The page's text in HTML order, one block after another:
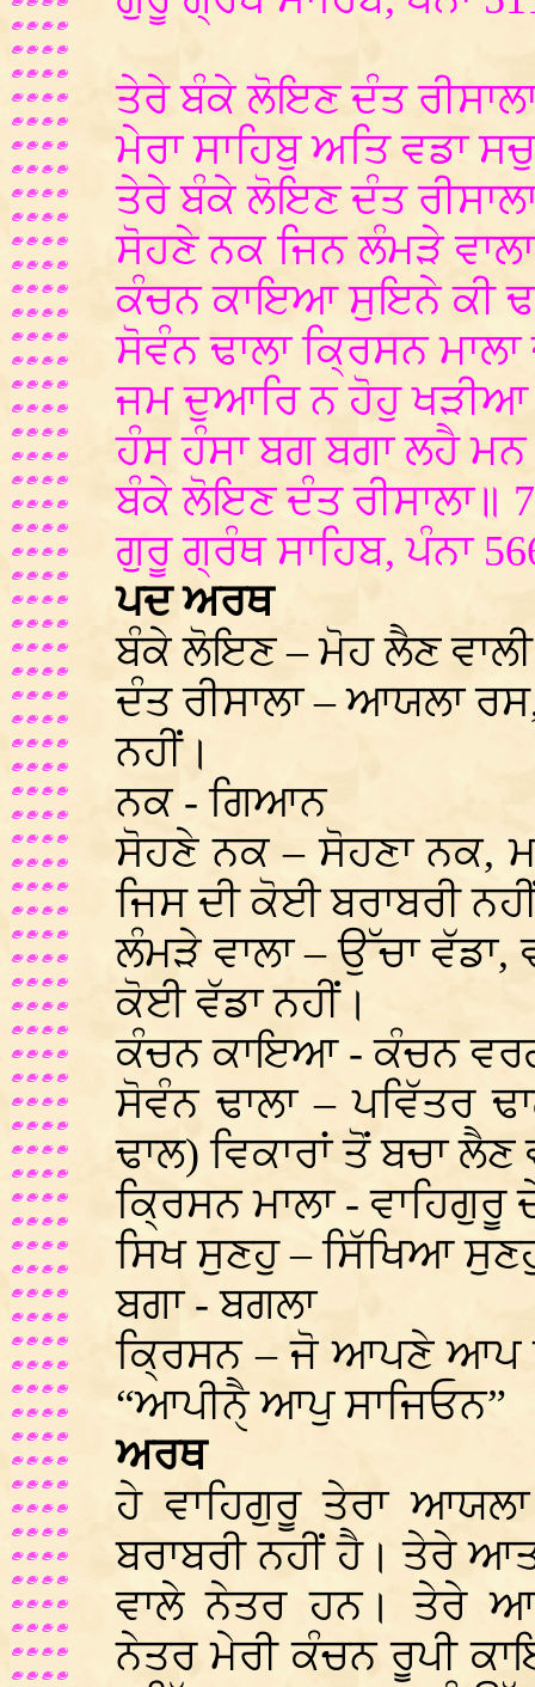
ਤੇਰੇ ਬੰਕੇ ਲੋਇਣ ਦੰਤ
ਮੇਰਾ ਸਾਹਿਬੁ ਅਤਿ ਵਡਾ
ਤੇਰੇ ਬੰਕੇ ਲੋਇਣ ਦੰਤ
ਸੋਹਣੇ ਨਕ ਜਿਨ ਲੰਮੜੇ
ਕੰਚਨ ਕਾਇਆ ਸੁਇਨੇ ਕੀ
ਸੋਵੰਨ ਢਾਲਾ ਕ੍ਰਿਸਨ
ਜਮ ਦੁਆਰਿ ਨ ਹੋਹੁ ਖੜੀਆ
ਹੰਸ ਹੰਸਾ ਬਗ ਬਗਾ ਲਹੈ ਮਨ
ਬੰਕੇ ਲੋਇਣ ਦੰਤ ਰੀਸਾਲਾ॥
ਗੁਰੂ ਗ੍ਰੰਥ ਸਾਹਿਬ, ਪੰਨਾ
ਪਦ ਅਰਥ
ਬੰਕੇ ਲੋਇਣ – ਮੋਹ ਲੈਣ
ਦੰਤ ਰੀਸਾਲਾ – ਆਯਲਾ
ਨਹੀਂ।
ਨਕ - ਗਿਆਨ
ਸੋਹਣੇ ਨਕ – ਸੋਹਣਾ ਨਕ,
ਜਿਸ ਦੀ ਕੋਈ ਬਰਾਬਰੀ
ਲੰਮੜੇ ਵਾਲਾ – ਉੱਚਾ ਵੱਡਾ,
ਕੋਈ ਵੱਡਾ ਨਹੀਂ।
ਕੰਚਨ ਕਾਇਆ - ਕੰਚਨ
ਸੋਵੰਨ ਢਾਲਾ – ਪਵਿੱਤਰ
ਢਾਲ) ਵਿਕਾਰਾਂ ਤੋਂ ਬਚਾ ਲੈਣ
ਕ੍ਰਿਸਨ ਮਾਲਾ - ਵਾਹਿਗੁਰੂ
ਸਿਖ ਸੁਣਹੁ – ਸਿੱਖਿਆ
ਬਗਾ - ਬਗਲਾ
ਕ੍ਰਿਸਨ – ਜੋ ਆਪਣੇ ਆਪ
“ਆਪੀਨੈੑ ਆਪੁ ਸਾਜਿਓਨ”
ਅਰਥ
ਹੇ ਵਾਹਿਗੁਰੂ ਤੇਰਾ
ਬਰਾਬਰੀ ਨਹੀਂ ਹੈ। ਤੇਰੇ
ਵਾਲੇ ਨੇਤਰ ਹਨ। ਤੇਰੇ
ਨੇਤਰ ਮੇਰੀ ਕੰਚਨ ਰੂਪੀ